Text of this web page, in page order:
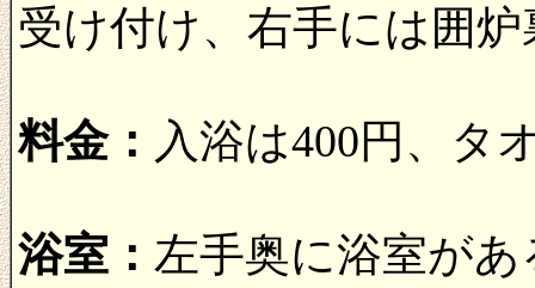
受け付け、右手には囲
料金： 入浴は400円、タ
浴室： 左手奥に浴室が